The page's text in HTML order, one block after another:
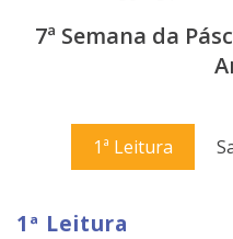
7ª Semana da
1ª Leitura
1ª Leitura